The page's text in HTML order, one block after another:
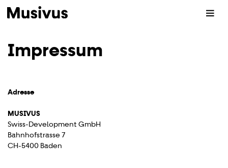
Impressum
Adresse
MUSIVUS
Swiss-Development GmbH
Bahnhofstrasse 7
CH-5400 Baden